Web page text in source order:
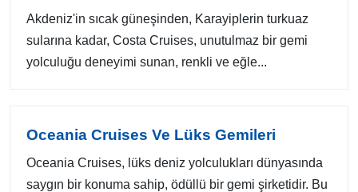
Akdeniz'in sıcak güneşinden, Karayiplerin turkuaz
sularına kadar, Costa Cruises, unutulmaz bir gemi
yolculuğu deneyimi sunan, renkli ve eğle...
Oceania Cruises Ve Lüks Gemileri
Oceania Cruises, lüks deniz yolculukları dünyasında
saygın bir konuma sahip, ödüllü bir gemi şirketidir. Bu